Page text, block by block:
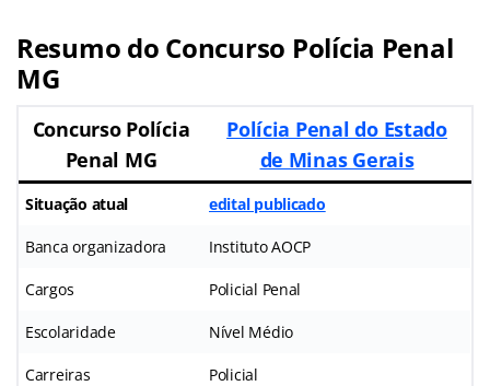
Resumo do Concurso Polícia Penal
MG
Concurso Polícia
Penal MG
Polícia Penal do Estado
de Minas Gerais
Situação atual edital publicado
Banca organizadora Instituto AOCP
Cargos Policial Penal
Escolaridade Nível Médio
Carreiras Policial